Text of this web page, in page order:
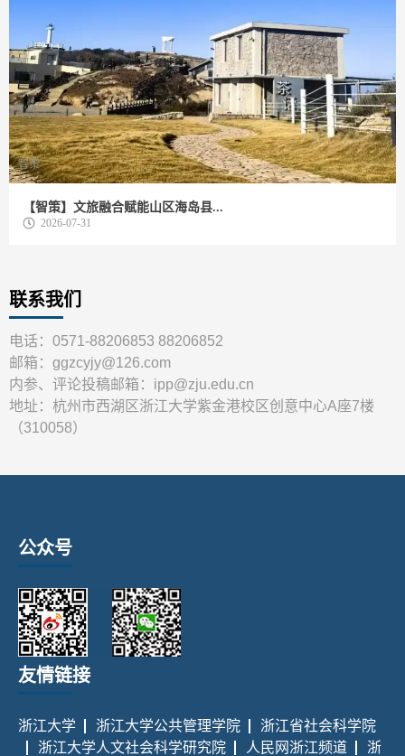
智策
【智策】文旅融合赋能山区海岛县...
2026-07-31
联系我们
电话：0571-88206853 88206852
邮箱：ggzcyjy@126.com
内参、评论投稿邮箱：ipp@zju.edu.cn
地址：杭州市西湖区浙江大学紫金港校区创意中心A座7楼
（310058）
公众号
友情链接
浙江大学 浙江大学公共管理学院
浙江省社会科学院
浙江大学人文社会科学研究院
人民网浙江频道 浙